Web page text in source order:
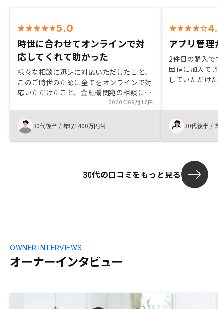
5.0
時世に合わせてオンラインで対
応してくれて助かった
様々な相談に迅速に対応いただけたこと、
このご時世のために全てをオンラインで対
応いただけたこと、金融機関宛の相談に関
しても最後まで諦めずに実施いただけたこ
とに、とても助かりました。購入後の物件
管理まで一気通貫でお任せできるのも安心
できますし、物件管理時の各種サービス
は、他社にはないものが多かったです。
2020年08月17日
30代後半 / 年収1400万円台
アプリ管理
2件目の購入
団信に加入で
していただけ
物件管理をア
です。
30代後半 /
30代の口コミをもっと見る
オーナーインタビュー
OWNER INTERVIEWS